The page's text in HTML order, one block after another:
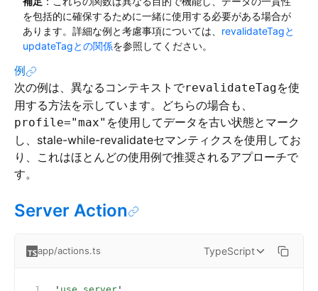
を包括的に確保するために一緒に使用する必要がある場合が
あります。詳細な例と考慮事項については、 revalidateTagと
updateTagとの関係を参照してください。
例
次の例は、異なるコンテキストでrevalidateTagを使
用する方法を示しています。どちらの場合も、
profile="max" を使用してデータを古い状態とマーク
し、stale-while-revalidateセマンティクスを使用してお
り、これはほとんどの使用例で推奨されるアプローチで
す。
Server Action
app/actions.ts TypeScript